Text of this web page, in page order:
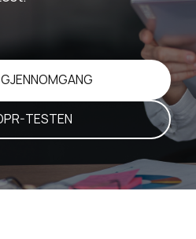
TESTEN